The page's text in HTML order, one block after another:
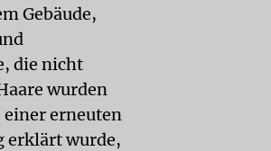
Gebäude,
die nicht
wurden
einer erneuten
erklärt wurde,